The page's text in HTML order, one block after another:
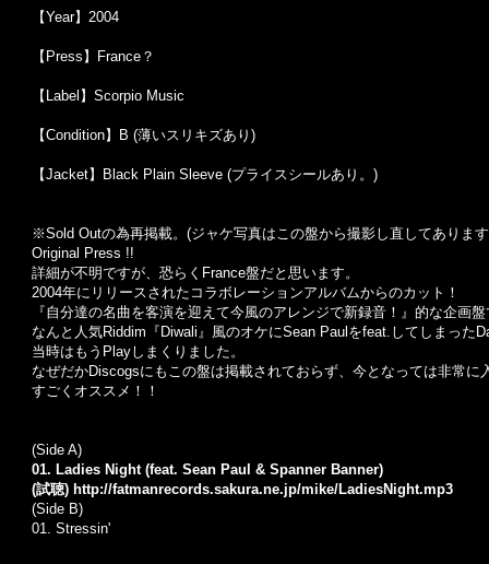
【Year】2004
【Press】France？
【Label】Scorpio Music
【Condition】B (薄いスリキズあり)
【Jacket】Black Plain Sleeve (プライスシールあり。)
※Sold Outの為再掲載。 (ジャケ写真はこの盤から撮影し直してありま
Original Press !!
詳細が不明ですが、恐らくFrance盤だと思います。
2004年にリリースされたコラボレーションアルバムからのカット！
『自分達の名曲を客演を迎えて今風のアレンジで新録音！』的な企画
なんと人気Riddim『Diwali』風のオケにSean Paulをfeat.してしまっ
当時はもうPlayしまくりました。
なぜだかDiscogsにもこの盤は掲載されておらず、今となっては非常に
すごくオススメ！！
(Side A)
01. Ladies Night (feat. Sean Paul & Spanner Banner)
(試聴) http://fatmanrecords.sakura.ne.jp/mike/LadiesNight.mp3
(Side B)
01. Stressin'